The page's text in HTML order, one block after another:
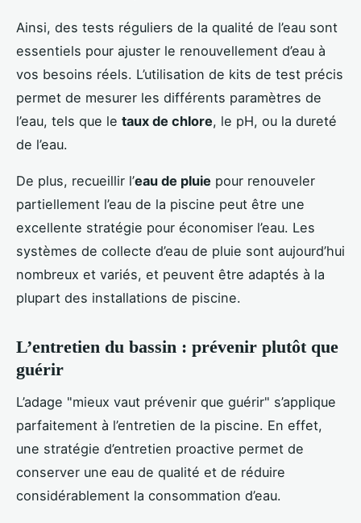
Ainsi, des tests réguliers de la qualité de l’eau sont
essentiels pour ajuster le renouvellement d’eau à
vos besoins réels. L’utilisation de kits de test précis
permet de mesurer les différents paramètres de
l’eau, tels que le taux de chlore, le pH, ou la dureté
de l’eau.
De plus, recueillir l’eau de pluie pour renouveler
partiellement l’eau de la piscine peut être une
excellente stratégie pour économiser l’eau. Les
systèmes de collecte d’eau de pluie sont aujourd’hui
nombreux et variés, et peuvent être adaptés à la
plupart des installations de piscine.
L’entretien du bassin : prévenir plutôt que
guérir
L’adage "mieux vaut prévenir que guérir" s’applique
parfaitement à l’entretien de la piscine. En effet,
une stratégie d’entretien proactive permet de
conserver une eau de qualité et de réduire
considérablement la consommation d’eau.